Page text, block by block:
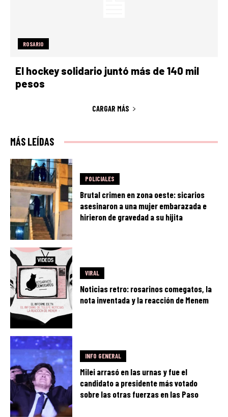
ROSARIO
El hockey solidario juntó más de 140 mil
pesos
CARGAR MÁS
MÁS LEÍDAS
POLICIALES
Brutal crimen en zona oeste: sicarios
asesinaron a una mujer embarazada e
hirieron de gravedad a su hijita
VIRAL
Noticias retro: rosarinos comegatos, la
nota inventada y la reacción de Menem
INFO GENERAL
Milei arrasó en las urnas y fue el
candidato a presidente más votado
sobre las otras fuerzas en las Paso